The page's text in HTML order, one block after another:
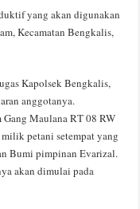
yang akan digunakan
Kecamatan Bengkalis,
Kapolsek Bengkalis,
anggotanya.
Maulana RT 08 RW
petani setempat yang
Bumi pimpinan Evarizal.
akan dimulai pada